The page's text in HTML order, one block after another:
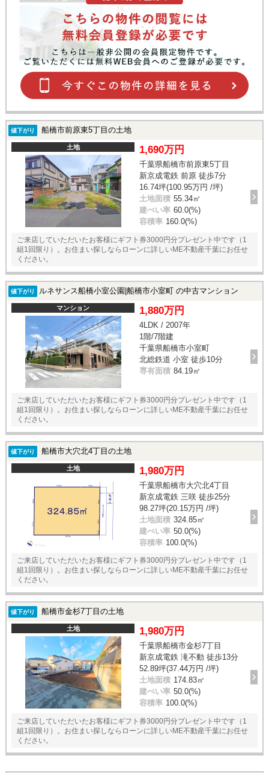
値下がり 船橋市前原東5丁目の土地
土地 1,690万円
千葉県船橋市前原東5丁目
新京成電鉄 前原 徒歩7分
16.74坪(100.95万円 /坪)
土地面積 55.34㎡
建ぺい率 60.0(%)
容積率 160.0(%)
ご来店していただいたお客様にギフト券3000円分プレゼント中です（1
組1回限り）。お住まい探しならローンに詳しいME不動産千葉にお任せ
ください。
値下がり ルネサンス船橋小室公園|船橋市小室町 の中古マンション
マンション 1,880万円
4LDK / 2007年
1階/7階建
千葉県船橋市小室町
北総鉄道 小室 徒歩10分
専有面積 84.19㎡
ご来店していただいたお客様にギフト券3000円分プレゼント中です（1
組1回限り）。お住まい探しならローンに詳しいME不動産千葉にお任せ
ください。
値下がり 船橋市大穴北4丁目の土地
土地 1,980万円
千葉県船橋市大穴北4丁目
新京成電鉄 三咲 徒歩25分
98.27坪(20.15万円 /坪)
土地面積 324.85㎡
建ぺい率 50.0(%)
容積率 100.0(%)
ご来店していただいたお客様にギフト券3000円分プレゼント中です（1
組1回限り）。お住まい探しならローンに詳しいME不動産千葉にお任せ
ください。
値下がり 船橋市金杉7丁目の土地
土地 1,980万円
千葉県船橋市金杉7丁目
新京成電鉄 滝不動 徒歩13分
52.89坪(37.44万円 /坪)
土地面積 174.83㎡
建ぺい率 50.0(%)
容積率 100.0(%)
ご来店していただいたお客様にギフト券3000円分プレゼント中です（1
組1回限り）。お住まい探しならローンに詳しいME不動産千葉にお任せ
ください。